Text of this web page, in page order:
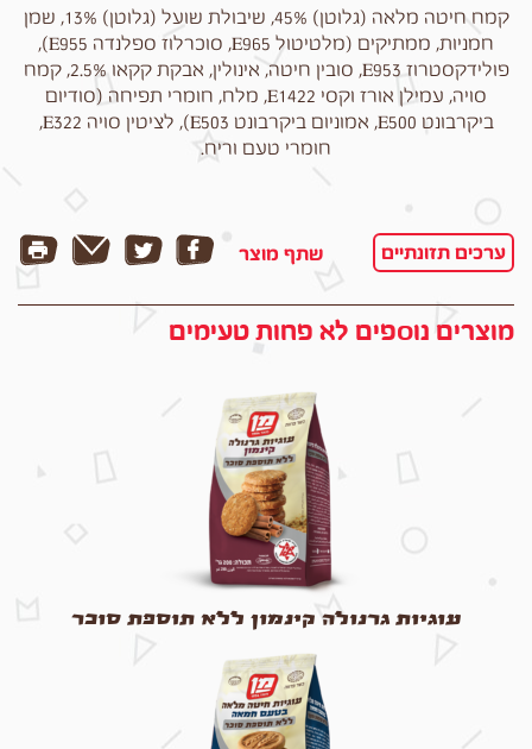
קמח חיטה מלאה (גלוטן) 45%, שיבולת שועל (גלוטן) 13%, שמן
חמניות, ממתיקים (מלטיטול E965, סוכרלוז ספלנדה E955),
פולידקסטרוז E953, סובין חיטה, אינולין, אבקת קקאו 2.5%, קמח
סויה, עמילן אורז וקסי E1422, מלח, חומרי תפיחה (סודיום
ביקרבונט E500, אמוניום ביקרבונט E503), לציטין סויה E322,
חומרי טעם וריח.
שתף מוצר ערכים תזונתיים
מוצרים נוספים לא פחות טעימים
עוגיות גרנולה קינמון ללא תוספת סוכר